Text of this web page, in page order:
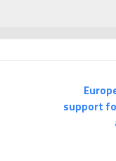
support